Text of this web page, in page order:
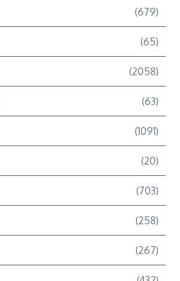
(679)
(65)
(2058)
(63)
(1091)
(20)
(703)
(258)
(267)